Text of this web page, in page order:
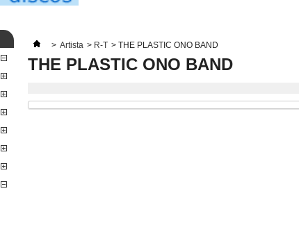
> Artista > R-T > THE PLASTIC ONO BAND
THE PLASTIC ONO BAND